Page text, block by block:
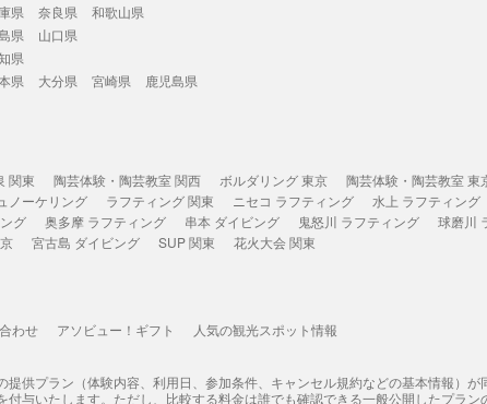
県 奈良県
和歌山県
県
山口県
県
県 大分県 宮崎県
鹿児島県
関東 陶芸体験・陶芸教室 関西 ボルダリング 東京 陶芸体験・陶芸教室 東
ノーケリング ラフティング 関東 ニセコ ラフティング 水上 ラフティング
グ 奥多摩 ラフティング 串本 ダイビング 鬼怒川 ラフティング 球磨川
宮古島 ダイビング SUP 関東 花火大会 関東
わせ アソビュー！ギフト 人気の観光スポット情報
供プラン（体験内容、利用日、参加条件、キャンセル規約などの基本情報）
与いたします。ただし、比較する料金は誰でも確認できる一般公開したプラン